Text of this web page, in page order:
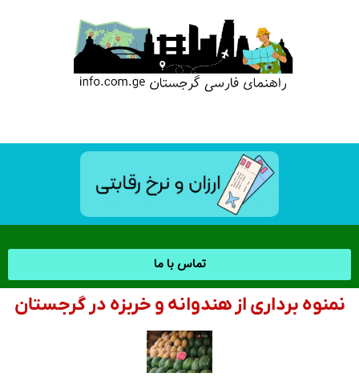
تماس با ما
نمنوه برداری از هندوانه و خربزه در گرجستان